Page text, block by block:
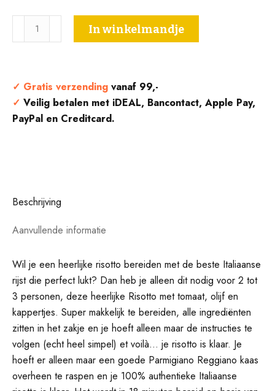
Risotto
met
en
Kappertjes
-
In winkelmandje
✓ Gratis verzending vanaf 99,-
✓ Veilig betalen met iDEAL, Bancontact, Apple Pay,
PayPal en Creditcard.
Beschrijving
Aanvullende informatie
Wil je een heerlijke risotto bereiden met de beste Italiaanse
rijst die perfect lukt? Dan heb je alleen dit nodig voor 2 tot
3 personen, deze heerlijke Risotto met tomaat, olijf en
kappertjes. Super makkelijk te bereiden, alle ingrediënten
zitten in het zakje en je hoeft alleen maar de instructies te
volgen (echt heel simpel) et voilà… je risotto is klaar. Je
hoeft er alleen maar een goede Parmigiano Reggiano kaas
overheen te raspen en je 100% authentieke Italiaanse